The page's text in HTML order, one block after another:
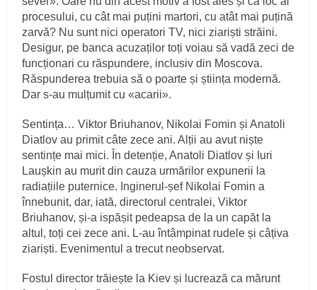
procesului, cu cât mai puțini martori, cu atât mai puțină
zarvă? Nu sunt nici operatori TV, nici ziariști străini.
Desigur, pe banca acuzaților toți voiau să vadă zeci de
funcționari cu răspundere, inclusiv din Moscova.
Răspunderea trebuia să o poarte și știința modernă.
Dar s‑au mulțumit cu «acarii».
Sentința… Viktor Briuhanov, Nikolai Fomin și Anatoli
Diatlov au primit câte zece ani. Alții au avut niște
sentințe mai mici. În detenție, Anatoli Diatlov și Iuri
Laușkin au murit din cauza urmărilor expunerii la
radiațiile puternice. Inginerul‑șef Nikolai Fomin a
înnebunit, dar, iată, directorul centralei, Viktor
Briuhanov, și‑a ispășit pedeapsa de la un capăt la
altul, toți cei zece ani. L‑au întâmpinat rudele și câțiva
ziariști. Evenimentul a trecut neobservat.
Fostul director trăiește la Kiev și lucrează ca mărunt